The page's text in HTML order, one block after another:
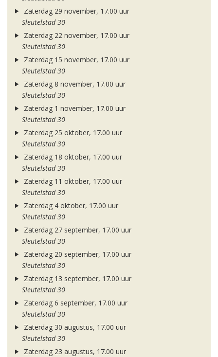
Zaterdag 29 november, 17.00 uur
Sleutelstad 30
Zaterdag 22 november, 17.00 uur
Sleutelstad 30
Zaterdag 15 november, 17.00 uur
Sleutelstad 30
Zaterdag 8 november, 17.00 uur
Sleutelstad 30
Zaterdag 1 november, 17.00 uur
Sleutelstad 30
Zaterdag 25 oktober, 17.00 uur
Sleutelstad 30
Zaterdag 18 oktober, 17.00 uur
Sleutelstad 30
Zaterdag 11 oktober, 17.00 uur
Sleutelstad 30
Zaterdag 4 oktober, 17.00 uur
Sleutelstad 30
Zaterdag 27 september, 17.00 uur
Sleutelstad 30
Zaterdag 20 september, 17.00 uur
Sleutelstad 30
Zaterdag 13 september, 17.00 uur
Sleutelstad 30
Zaterdag 6 september, 17.00 uur
Sleutelstad 30
Zaterdag 30 augustus, 17.00 uur
Sleutelstad 30
Zaterdag 23 augustus, 17.00 uur